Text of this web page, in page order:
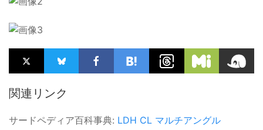
関連リンク
サードペディア百科事典: LDH CL マルチアングル